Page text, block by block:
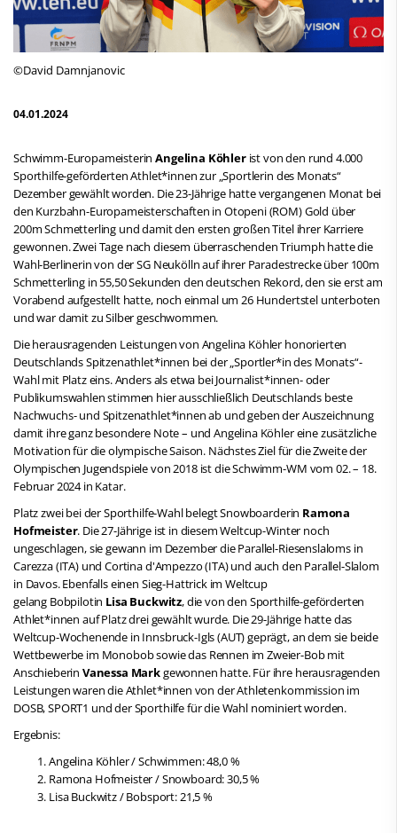
©David Damnjanovic
04.01.2024
Schwimm-EuropameisterinAngelina Köhler ist von den rund 4.000
Sporthilfe-geförderten Athlet*innen zur „Sportlerin des Monats“
Dezember gewählt worden. Die 23-Jährige hatte vergangenen Monat bei
den Kurzbahn-Europameisterschaften in Otopeni (ROM) Gold über
200m Schmetterling und damit den ersten großen Titel ihrer Karriere
gewonnen. Zwei Tage nach diesem überraschenden Triumph hatte die
Wahl-Berlinerin von der SG Neukölln auf ihrer Paradestrecke über 100m
Schmetterling in 55,50 Sekunden den deutschen Rekord, den sie erst am
Vorabend aufgestellt hatte, noch einmal um 26 Hundertstel unterboten
und war damit zu Silber geschwommen.
Die herausragenden Leistungen von Angelina Köhler honorierten
Deutschlands Spitzenathlet*innen bei der „Sportler*in des Monats“-
Wahl mit Platz eins. Anders als etwa bei Journalist*innen- oder
Publikumswahlen stimmen hier ausschließlich Deutschlands beste
Nachwuchs- und Spitzenathlet*innen ab und geben der Auszeichnung
damit ihre ganz besondere Note – und Angelina Köhler eine zusätzliche
Motivation für die olympische Saison. Nächstes Ziel für die Zweite der
Olympischen Jugendspiele von 2018 ist die Schwimm-WM vom 02. – 18.
Februar 2024 in Katar.
Platz zwei bei der Sporthilfe-Wahl belegt Snowboarderin Ramona
Hofmeister. Die 27-Jährige ist in diesem Weltcup-Winter noch
ungeschlagen, sie gewann im Dezember die Parallel-Riesenslaloms in
Carezza (ITA) und Cortina d'Ampezzo (ITA) und auch den Parallel-Slalom
in Davos. Ebenfalls einen Sieg-Hattrick im Weltcup
gelang Bobpilotin Lisa Buckwitz, die von den Sporthilfe-geförderten
Athlet*innen auf Platz drei gewählt wurde. Die 29-Jährige hatte das
Weltcup-Wochenende in Innsbruck-Igls (AUT) geprägt, an dem sie beide
Wettbewerbe im Monobob sowie das Rennen im Zweier-Bob mit
Anschieberin Vanessa Markgewonnen hatte. Für ihre herausragenden
Leistungen waren die Athlet*innen von der Athletenkommission im
DOSB, SPORT1 und der Sporthilfe für die Wahl nominiert worden.
Ergebnis:
Angelina Köhler / Schwimmen: 48,0 %
Ramona Hofmeister / Snowboard: 30,5 %
Lisa Buckwitz / Bobsport: 21,5 %